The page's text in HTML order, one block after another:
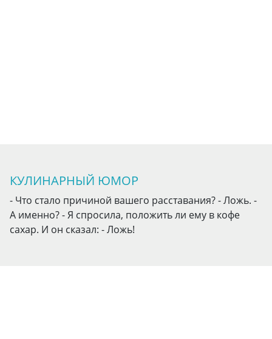
КУЛИНАРНЫЙ ЮМОР
- Что стало причиной вашего расставания? - Ложь. -
А именно? - Я спросила, положить ли ему в кофе
сахар. И он сказал: - Ложь!